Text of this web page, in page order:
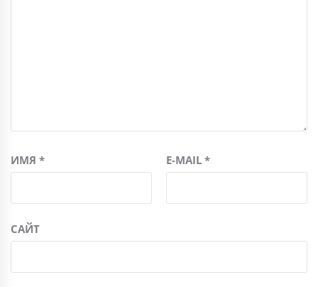
ИМЯ* E-MAIL*
САЙТ